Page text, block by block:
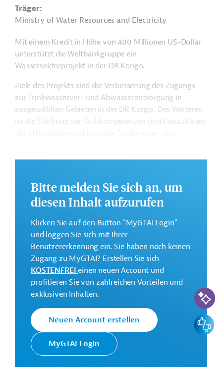
Träger
Ministry of Water Resources and Electricity
Mit einem Kredit in Höhe von 400 Millionen US-Dollar
unterstützt die Weltbankgruppe ein
Wassersektorprojekt in der DR Kongo.
Ziele des Projekts sind die Verbesserung des Zugangs
zur Trinkwasserver- und Abwasserentsorgung in
ausgewählten Gebieten in der DR Kongo. Des Weiteren
ist die Stärkung der Fachkompetenzen und Kapazitäten
Weitere Informationen zu dem Entwicklungsprojekt
finden Sie auf derWebseite der Weltbankgruppe
bereitsteht.
Gesamtkosten:
400 Millionen US-Dollar
Geberbeitrag:
400 Millionen US-Dollar (IDA, Kredit)
Kontaktadressen
Bitte melden Sie sich an, um
diesen Inhalt aufzurufen
Klicken Sie auf den Button "MyGTAI Login"
und loggen Sie sich mit Ihrer
Benutzererkennung ein. Sie haben noch keinen
Zugang zu MyGTAI? Erstellen Sie sich
KOSTENFREIeinen neuen Account und
profitieren Sie von zahlreichen Vorteilen und
exklusiven Inhalten.
Neuen Account erstellen
MyGTAI Login
KI-